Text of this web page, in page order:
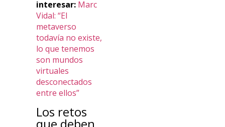
interesar: Marc
Vidal: “El
metaverso
todavía no existe,
lo que tenemos
son mundos
virtuales
desconectados
entre ellos”
Los retos
que deben